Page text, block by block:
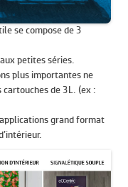
se compose de 3
petites séries.
plus importantes ne
de 3L. (ex :
grand format